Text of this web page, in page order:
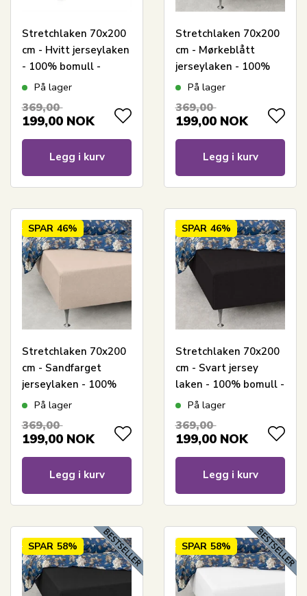
Stretchlaken 70x200
cm - Hvitt jerseylaken
- 100% bomull -
Formsydd laken til
På lager
369,00
199,00 NOK
Legg i kurv
Stretchlaken 70x200
cm - Mørkeblått
jerseylaken - 100%
bomull - Formsydd
På lager
369,00
199,00 NOK
Legg i kurv
SPAR 46%
Stretchlaken 70x200
cm - Sandfarget
jerseylaken - 100%
bomull - Formsydd
På lager
369,00
199,00 NOK
Legg i kurv
SPAR 46%
Stretchlaken 70x200
cm - Svart jersey
laken - 100% bomull -
Formsydd laken til
På lager
369,00
199,00 NOK
Legg i kurv
SPAR 58% SPAR 58%